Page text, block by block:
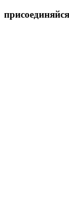
присоединяйся